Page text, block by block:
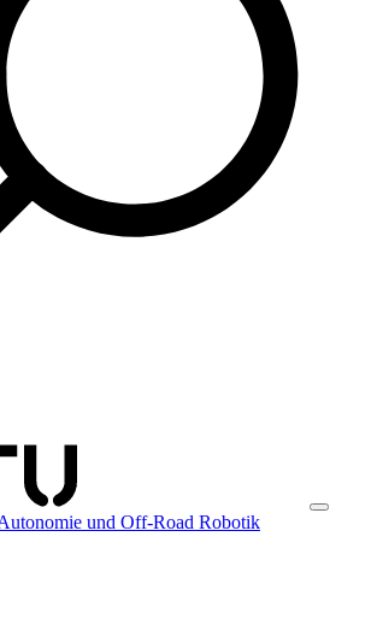
und Off-Road Robotik